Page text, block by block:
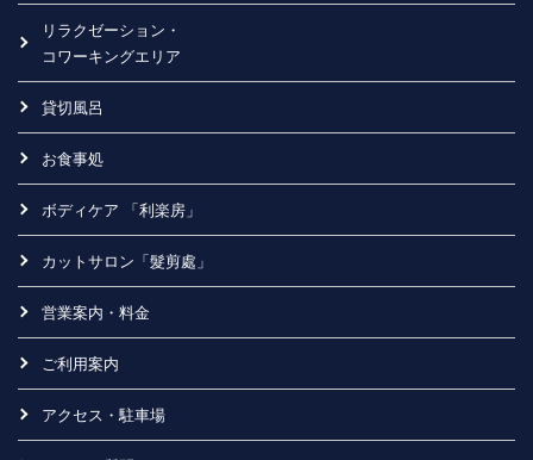
リラクゼーション・
コワーキングエリア
貸切風呂
お食事処
ボディケア 「利楽房」
カットサロン「髮剪處」
営業案内・料金
ご利用案内
アクセス・駐車場